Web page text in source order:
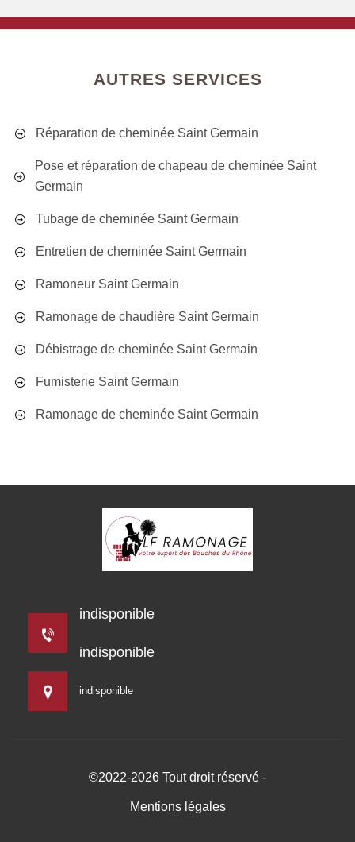
AUTRES SERVICES
Réparation de cheminée Saint Germain
Pose et réparation de chapeau de cheminée Saint
Germain
Tubage de cheminée Saint Germain
Entretien de cheminée Saint Germain
Ramoneur Saint Germain
Ramonage de chaudière Saint Germain
Débistrage de cheminée Saint Germain
Fumisterie Saint Germain
Ramonage de cheminée Saint Germain
indisponible
indisponible
indisponible
©2022-2026 Tout droit réservé -
Mentions légales